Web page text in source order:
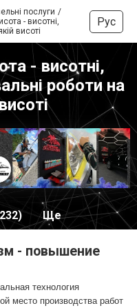
послуги
- висотні,
висоті
Рус
- висотні,
роботи на
Ще
- повышение
технология
место производства работ